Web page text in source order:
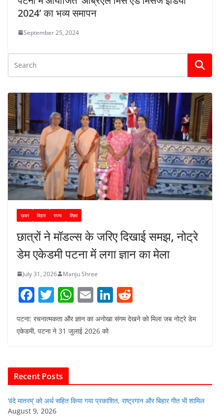
2024’ का भव्य समापन
September 25, 2024
ख़बर बिहार राज्य शिक्षा
छात्रों ने मॉडल्स के जरिए दिखाई समझ, नोट्रे
डेम एकेडमी पटना में लगा ज्ञान का मेला
July 31, 2026 Manju Shree
F
c
o
o
k
T
itt
W
at
p
E
m
ai
Li
n
k
e
d
पटना: रचनात्मकता और ज्ञान का अनोखा संगम देखने को मिला जब नोट्रे डेम
एकेडमी, पटना ने 31 जुलाई 2026 को
Recent Posts
‘वंदे मातरम्’ को अर्थ सहित किया गया प्रकाशित, राष्ट्रगान और बिहार गीत भी शामिल
August 9, 2026